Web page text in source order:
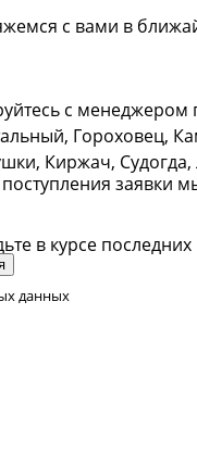
с вами в
с менеджером
Гороховец,
Киржач,
заявки
в курсе
данных